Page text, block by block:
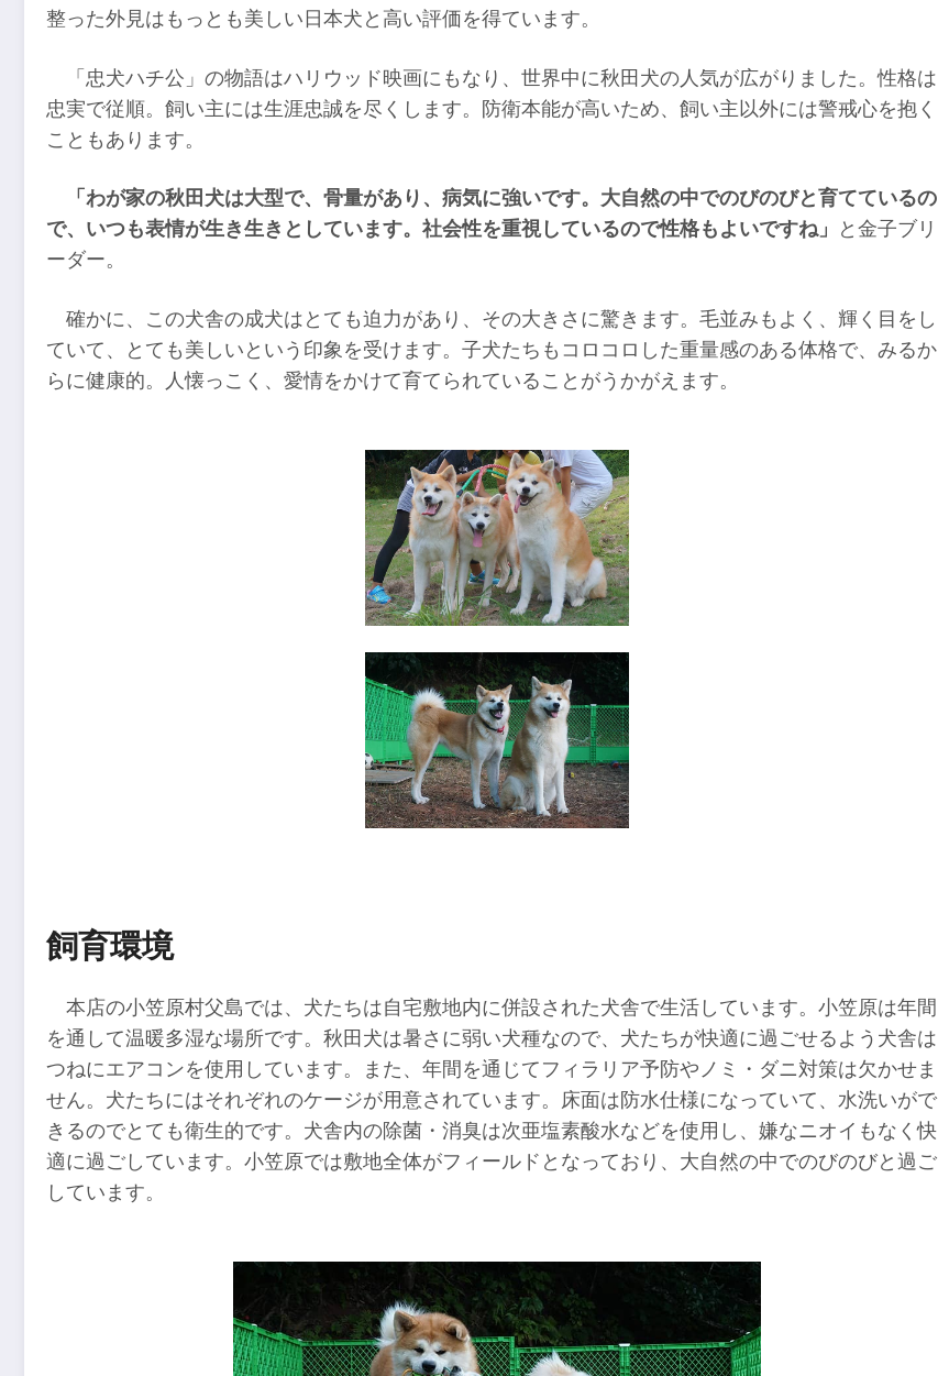
整った外見はもっとも美しい日本犬と高い評価を得ています。
「忠犬ハチ公」の物語はハリウッド映画にもなり、世界中に秋田犬の人気が広がりました。性格は
忠実で従順。飼い主には生涯忠誠を尽くします。防衛本能が高いため、飼い主以外には警戒心を抱く
こともあります。
「わが家の秋田犬は大型で、骨量があり、病気に強いです。大自然の中でのびのびと育てているの
で、いつも表情が生き生きとしています。社会性を重視しているので性格もよいですね」
と金子ブリ
ーダー。
確かに、この犬舎の成犬はとても迫力があり、その大きさに驚きます。毛並みもよく、輝く目をし
ていて、とても美しいという印象を受けます。子犬たちもコロコロした重量感のある体格で、みるか
らに健康的。人懐っこく、愛情をかけて育てられていることがうかがえます。
飼育環境
本店の小笠原村父島では、犬たちは自宅敷地内に併設された犬舎で生活しています。小笠原は年間
を通して温暖多湿な場所です。秋田犬は暑さに弱い犬種なので、犬たちが快適に過ごせるよう犬舎は
つねにエアコンを使用しています。また、年間を通じてフィラリア予防やノミ・ダニ対策は欠かせま
せん。犬たちにはそれぞれのケージが用意されています。床面は防水仕様になっていて、水洗いがで
きるのでとても衛生的です。犬舎内の除菌・消臭は次亜塩素酸水などを使用し、嫌なニオイもなく快
適に過ごしています。小笠原では敷地全体がフィールドとなっており、大自然の中でのびのびと過ご
しています。